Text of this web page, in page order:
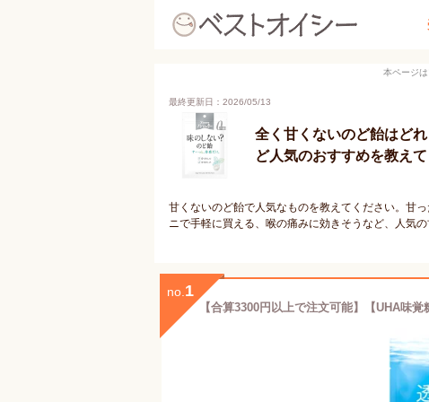
本ページ
最終更新日：2026/05/13
全く甘くないのど飴はど
ど人気のおすすめを教えて
甘くないのど飴で人気なものを教えてください。甘
ニで手軽に買える、喉の痛みに効きそうなど、人気
no. 1